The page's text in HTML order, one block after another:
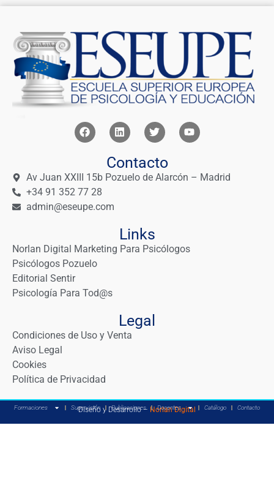
Contacto
Av Juan XXIII 15b Pozuelo de Alarcón – Madrid
+34 91 352 77 28
admin@eseupe.com
Links
Norlan Digital Marketing Para Psicólogos
Psicólogos Pozuelo
Editorial Sentir
Psicología Para Tod@s
Legal
Condiciones de Uso y Venta
Aviso Legal
Cookies
Política de Privacidad
Formaciones Supervisión Publicaciones Docentes Catálogo Contacto
Diseño y Desarrollo – Norlan Digital